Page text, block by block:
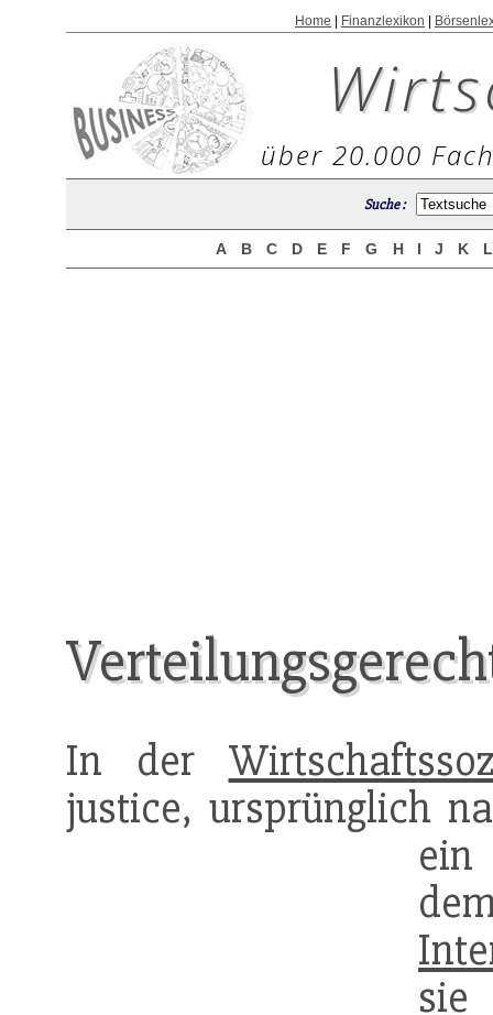
Home Finanzlexikon
über 20.000
Suche :
A B C D E F G H I J K
In der
justice, ursprünglich
ein